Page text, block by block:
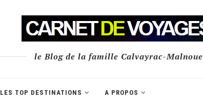
le Blog de la famille Calvayrac-Malnoue
LES TOP DESTINATIONS A PROPOS